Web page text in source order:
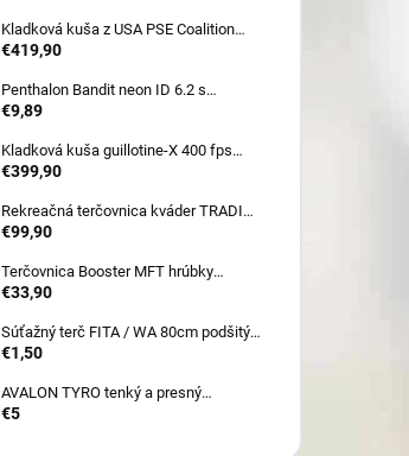
quill a diablo
Kladková kuša z USA PSE Coalition
frontier 380 fps (80178) - superakcia !
€419,90
Penthalon Bandit neon ID 6.2 s
prírodnými letkami
€9,89
Kladková kuša guillotine-X 400 fps
camo so zabudovaným nášľapom
€399,90
Rekreačná terčovnica kváder TRADI
80x80x22 cm (6132)
€99,90
Terčovnica Booster MFT hrúbky
7cm/11cm/17cm
€33,90
Súťažný terč FITA / WA 80cm podšitý
(6005)
€1,50
AVALON TYRO tenký a presný
€5